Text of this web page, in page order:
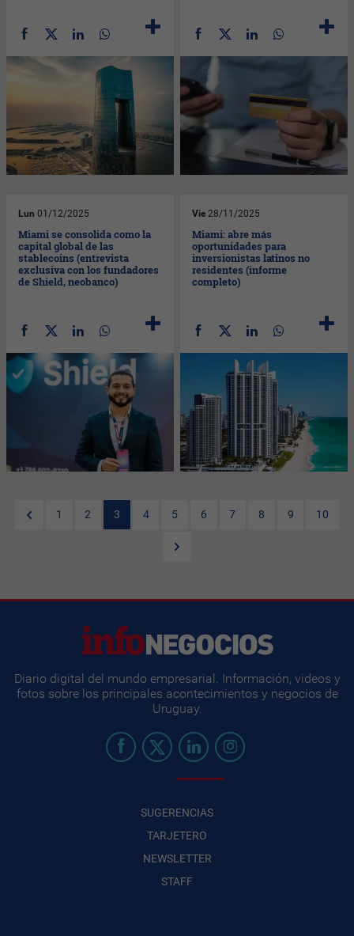
Lun 01/12/2025
Miami se consolida como la
capital global de las
stablecoins (entrevista
exclusiva con los fundadores
de Shield, neobanco)
Vie 28/11/2025
Miami: abre más
oportunidades para
inversionistas latinos no
residentes (informe
completo)
1 2 3 4 5 6 7 8 9 10
Diario digital del mundo empresarial. Información, videos y
fotos sobre los principales acontecimientos y negocios de
Uruguay.
SUGERENCIAS
TARJETERO
NEWSLETTER
STAFF